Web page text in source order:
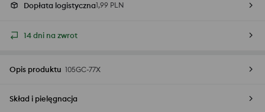
Dopłata logistyczna1,99 PLN
14 dni na zwrot
Opis produktu 105GC-77X
Skład i pielęgnacja